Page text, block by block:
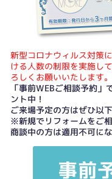
新型コロナウィルス対策
ける人数の制限を実施し
ろしくお願いいたします。
「事前WEBご相談予約
ント中！
ご来場予定の方はぜひ以
※新規でリフォームをご
商談中の方は適用不可に